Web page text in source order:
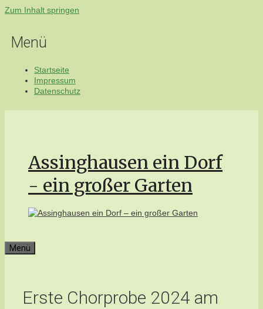
Zum Inhalt springen
Menü
Startseite
Impressum
Datenschutz
Assinghausen ein Dorf
- ein großer Garten
Menü
Erste Chorprobe 2024 am